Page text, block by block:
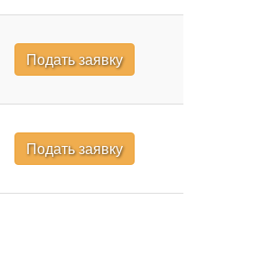
Подать заявку
Подать заявку